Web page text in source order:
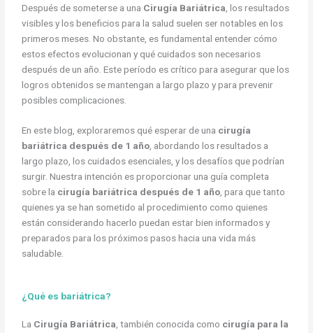
Después de someterse a una Cirugía Bariátrica , los resultados
visibles y los beneficios para la salud suelen ser notables en los
primeros meses. No obstante, es fundamental entender cómo
estos efectos evolucionan y qué cuidados son necesarios
después de un año. Este período es crítico para asegurar que los
logros obtenidos se mantengan a largo plazo y para prevenir
posibles complicaciones.
En este blog, exploraremos qué esperar de una cirugía
bariátrica después de 1 año, abordando los resultados a
largo plazo, los cuidados esenciales, y los desafíos que podrían
surgir. Nuestra intención es proporcionar una guía completa
sobre la cirugía bariátrica después de 1 año, para que tanto
quienes ya se han sometido al procedimiento como quienes
están considerando hacerlo puedan estar bien informados y
preparados para los próximos pasos hacia una vida más
saludable.
¿Qué es bariátrica?
La Cirugía Bariátrica, también conocida como cirugía para la